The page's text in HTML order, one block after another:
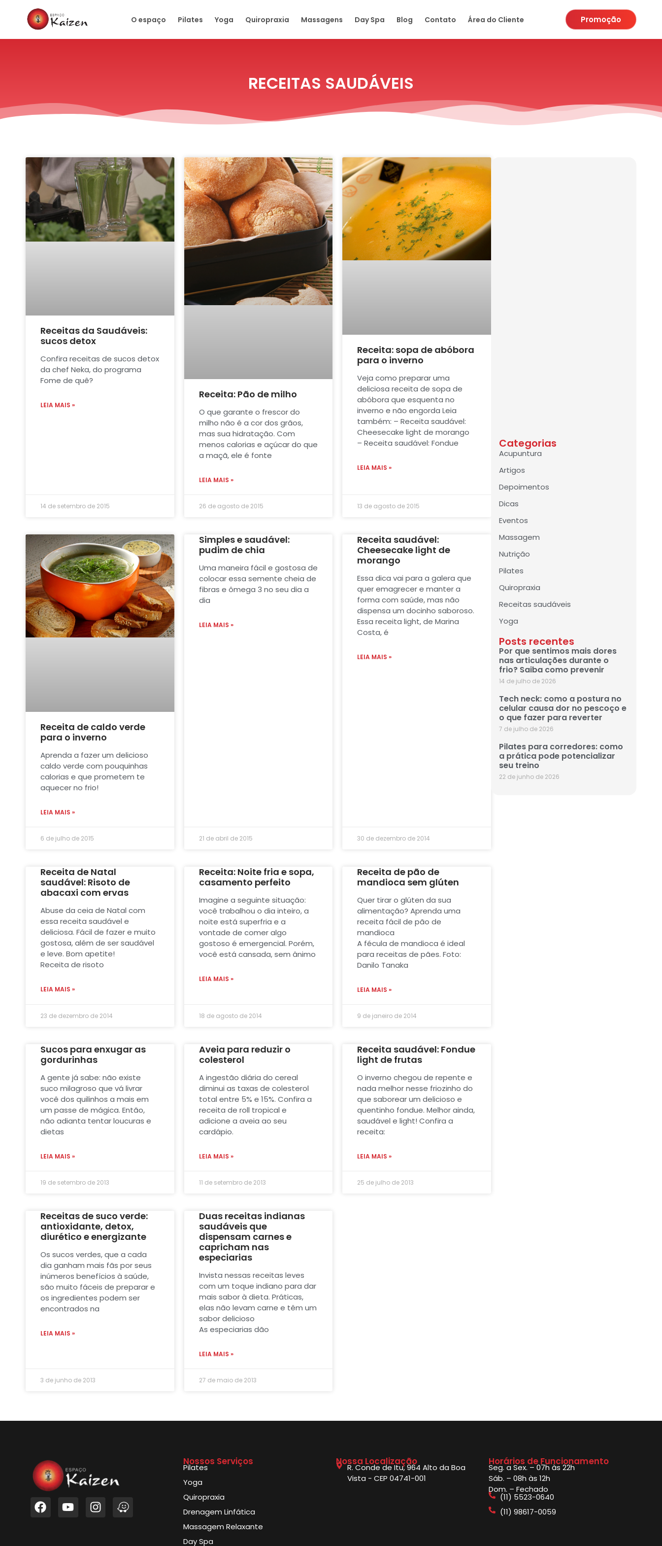
O espaço Pilates Yoga Quiropraxia Massagens Day Spa Blog Contato Área do Cliente Promoção
RECEITAS SAUDÁVEIS
Receitas da Saudáveis:
sucos detox
Confira receitas de sucos detox
da chef Neka, do programa
Fome de quê?
LEIA MAIS »
14 de setembro de 2015
Receita: Pão de milho
O que garante o frescor do
milho não é a cor dos grãos,
mas sua hidratação. Com
menos calorias e açúcar do que
a maçã, ele é fonte
LEIA MAIS »
26 de agosto de 2015
Receita: sopa de abóbora
para o inverno
Veja como preparar uma
deliciosa receita de sopa de
abóbora que esquenta no
inverno e não engorda Leia
também: – Receita saudável:
Cheesecake light de morango
– Receita saudável: Fondue
LEIA MAIS »
13 de agosto de 2015
Receita de caldo verde
para o inverno
Aprenda a fazer um delicioso
caldo verde com pouquinhas
calorias e que prometem te
aquecer no frio!
LEIA MAIS »
6 de julho de 2015
Simples e saudável:
pudim de chia
Uma maneira fácil e gostosa de
colocar essa semente cheia de
fibras e ômega 3 no seu dia a
dia
LEIA MAIS »
21 de abril de 2015
Receita saudável:
Cheesecake light de
morango
Essa dica vai para a galera que
quer emagrecer e manter a
forma com saúde, mas não
dispensa um docinho saboroso.
Essa receita light, de Marina
Costa, é
LEIA MAIS »
30 de dezembro de 2014
Receita de Natal
saudável: Risoto de
abacaxi com ervas
Abuse da ceia de Natal com
essa receita saudável e
deliciosa. Fácil de fazer e muito
gostosa, além de ser saudável
e leve. Bom apetite!
Receita de risoto
LEIA MAIS »
23 de dezembro de 2014
Receita: Noite fria e sopa,
casamento perfeito
Imagine a seguinte situação:
você trabalhou o dia inteiro, a
noite está superfria e a
vontade de comer algo
gostoso é emergencial. Porém,
você está cansada, sem ânimo
LEIA MAIS »
18 de agosto de 2014
Receita de pão de
mandioca sem glúten
Quer tirar o glúten da sua
alimentação? Aprenda uma
receita fácil de pão de
mandioca
A fécula de mandioca é ideal
para receitas de pães. Foto:
Danilo Tanaka
LEIA MAIS »
9 de janeiro de 2014
Sucos para enxugar as
gordurinhas
A gente já sabe: não existe
suco milagroso que vá livrar
você dos quilinhos a mais em
um passe de mágica. Então,
não adianta tentar loucuras e
dietas
LEIA MAIS »
19 de setembro de 2013
Aveia para reduzir o
colesterol
A ingestão diária do cereal
diminui as taxas de colesterol
total entre 5% e 15%. Confira a
receita de roll tropical e
adicione a aveia ao seu
cardápio.
LEIA MAIS »
11 de setembro de 2013
Receita saudável: Fondue
light de frutas
O inverno chegou de repente e
nada melhor nesse friozinho do
que saborear um delicioso e
quentinho fondue. Melhor ainda,
saudável e light! Confira a
receita:
LEIA MAIS »
25 de julho de 2013
Receitas de suco verde:
antioxidante, detox,
diurético e energizante
Os sucos verdes, que a cada
dia ganham mais fãs por seus
inúmeros benefícios à saúde,
são muito fáceis de preparar e
os ingredientes podem ser
encontrados na
LEIA MAIS »
3 de junho de 2013
Duas receitas indianas
saudáveis que
dispensam carnes e
capricham nas
especiarias
Invista nessas receitas leves
com um toque indiano para dar
mais sabor à dieta. Práticas,
elas não levam carne e têm um
sabor delicioso
As especiarias dão
LEIA MAIS »
27 de maio de 2013
Categorias
Acupuntura
Artigos
Depoimentos
Dicas
Eventos
Massagem
Nutrição
Pilates
Quiropraxia
Receitas saudáveis
Yoga
Posts recentes
Por que sentimos mais dores
nas articulações durante o
frio? Saiba como prevenir
14 de julho de 2026
Tech neck: como a postura no
celular causa dor no pescoço e
o que fazer para reverter
7 de julho de 2026
Pilates para corredores: como
a prática pode potencializar
seu treino
22 de junho de 2026
Nossos Serviços
Pilates
Yoga
Quiropraxia
Drenagem Linfática
Massagem Relaxante
Day Spa
Nossa Localização
R. Conde de Itu, 964 Alto da Boa
Vista - CEP 04741-001
Horários de Funcionamento
Seg. a Sex. – 07h às 22h
Sáb. – 08h às 12h
Dom. – Fechado
(11) 5523-0640
(11) 98617-0059